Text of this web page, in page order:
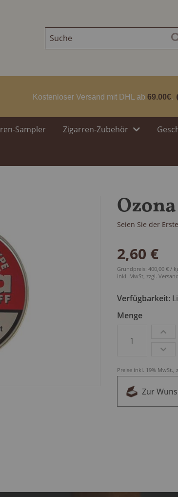
Suche
Kostenloser Versand mit DHL ab 69.00€.
Sampler Zigarren-Zubehör
Seien Sie der
2,60 €
Grundpreis: 400,00 € /
inkl. MwSt, zzgl.
Verfügbarkeit:
Menge
Preise inkl. 19% MwSt.,
Zur